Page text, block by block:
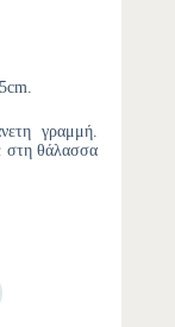
γραμμή.
στη θάλασσα